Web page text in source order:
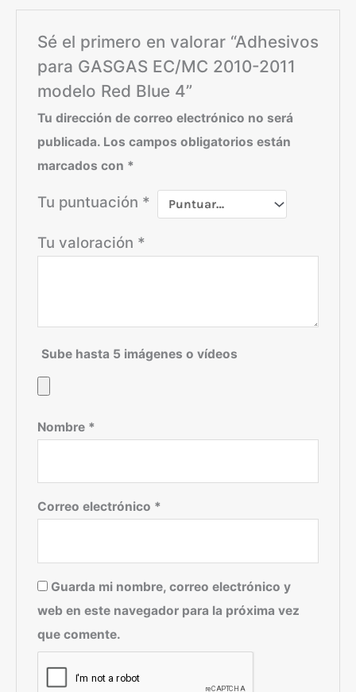
Sé el primero en valorar “Adhesivos
para GASGAS EC/MC 2010-2011
modelo Red Blue 4”
Tu dirección de correo electrónico no será
publicada. Los campos obligatorios están
marcados con *
Tu puntuación *
Tu valoración *
Sube hasta 5 imágenes o vídeos
Nombre *
Correo electrónico *
Guarda mi nombre, correo electrónico y
web en este navegador para la próxima vez
que comente.